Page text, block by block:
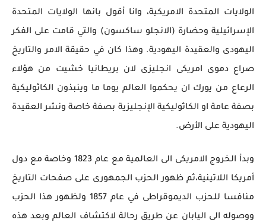
الولايات المتحدة الامريكية، وانا أقول بانها الولايات المتحدة
الإسرائيلية وحضارة (الانجلو ساكسون) والتي قامت على الفكر
اليهودى والعقيدة اليهودية. وهذا كان في حقيقة الامر والتاريخ
صراع دموى امريكى انجليزى لان بريطانيا خشيت من هؤلاء
الرعاع من يورك ان يحكموا العالم يوما ما وينبذون الكاثوليكية
بصفة عامة او الكاثوليكية الإنجليزية بصفة خاصة ونشر العقيدة
اليهودية على الأرض.
وبدأ الخروج الامريكى الى العالمية مع عام 1823 وخاصة مع دول
أمريكا اللاتينية،ثم ظهور الحزب الجمهورى على صفحات التاريخ
منافسا للحزب الديموقراطى في عام 1857 ولظهور هذا الحزب
ووصوله الى اليابان عن طريق رحالة لاكتشاف العالم وبعد هذه